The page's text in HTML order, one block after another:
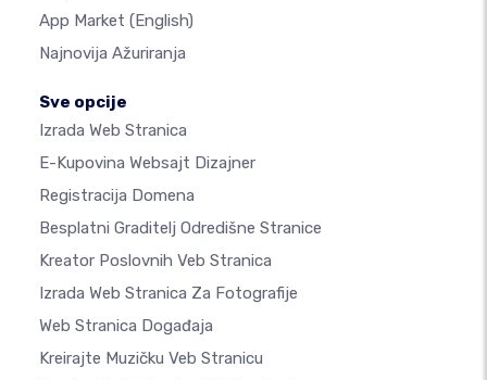
App Market (English)
Najnovija Ažuriranja
Sve opcije
Izrada Web Stranica
E-Kupovina Websajt Dizajner
Registracija Domena
Besplatni Graditelj Odredišne Stranice
Kreator Poslovnih Veb Stranica
Izrada Web Stranica Za Fotografije
Web Stranica Događaja
Kreirajte Muzičku Veb Stranicu